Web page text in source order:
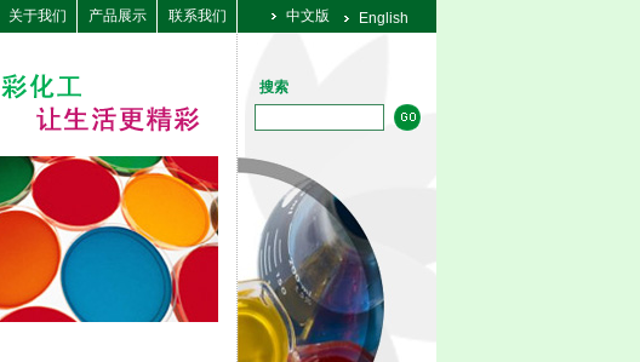
关于我们 产品展示 联系我们 中文版 English
搜索